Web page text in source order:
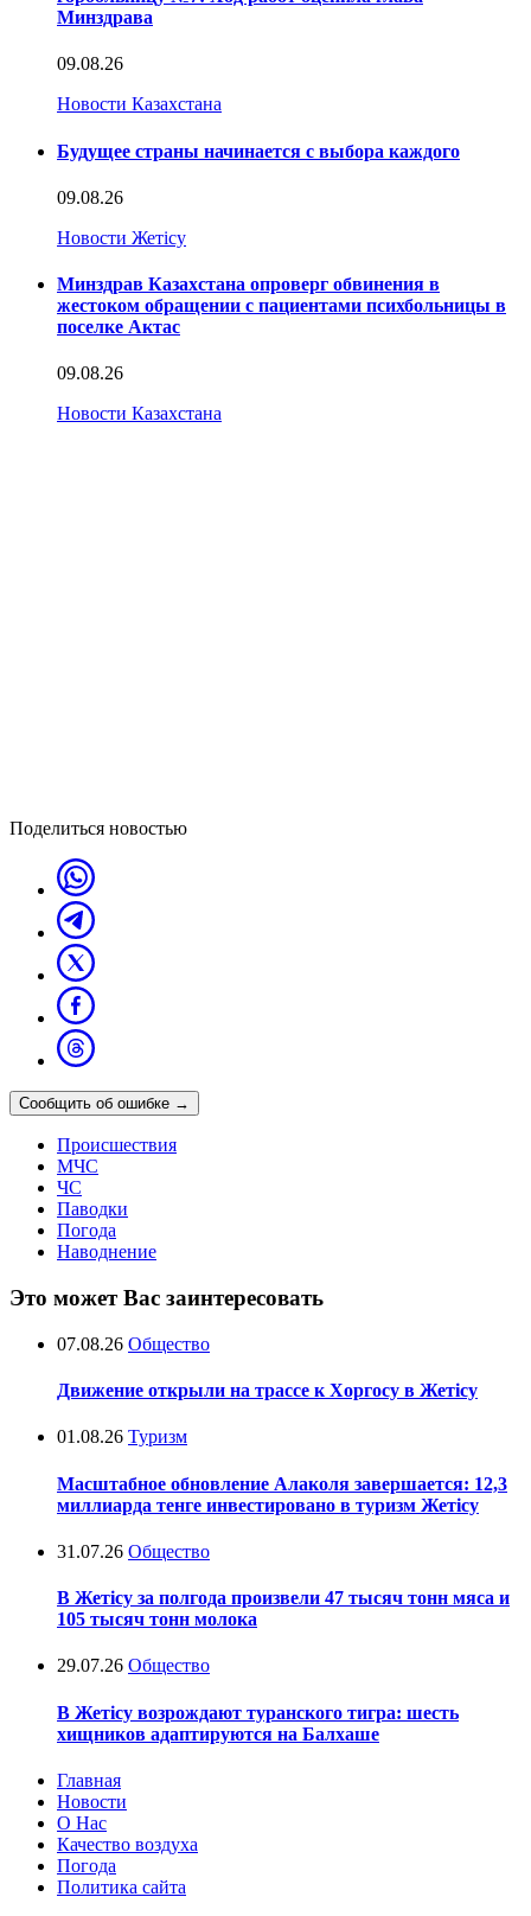
Минздрава
09.08.26
Новости Казахстана
Будущее страны начинается с выбора каждого
09.08.26
Новости Жетісу
Минздрав Казахстана опроверг обвинения в
жестоком обращении с пациентами психбольницы в
поселке Актас
09.08.26
Новости Казахстана
Поделиться новостью
Сообщить об ошибке →
Происшествия
МЧС
ЧС
Паводки
Погода
Наводнение
Это может Вас заинтересовать
07.08.26 Общество
Движение открыли на трассе к Хоргосу в Жетісу
01.08.26 Туризм
Масштабное обновление Алаколя завершается: 12,3
миллиарда тенге инвестировано в туризм Жетісу
31.07.26 Общество
В Жетісу за полгода произвели 47 тысяч тонн мяса и
105 тысяч тонн молока
29.07.26 Общество
В Жетісу возрождают туранского тигра: шесть
хищников адаптируются на Балхаше
Главная
Новости
О Нас
Качество воздуха
Погода
Политика сайта